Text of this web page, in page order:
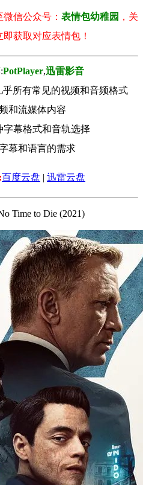
信公众号： 表情包幼稚园 ，关
获取对应表情包！
РotРlayer,迅雷影音
乎所有常见的视频和音频格式
和流媒体内容
字幕格式和音轨选择
幕和语言的需求
百度云盘 | 迅雷云盘
Time to Die (2021)